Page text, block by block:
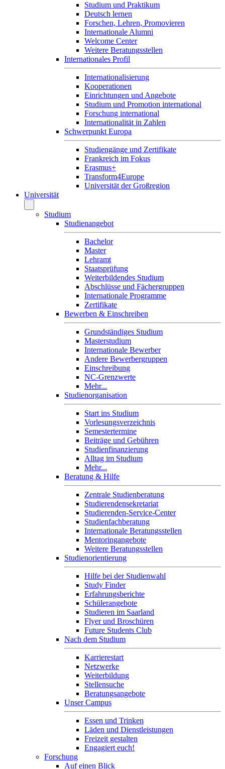
Studium und Praktikum
Deutsch lernen
Forschen, Lehren, Promovieren
Internationale Alumni
Welcome Center
Weitere Beratungsstellen
Internationales Profil
Internationalisierung
Kooperationen
Einrichtungen und Angebote
Studium und Promotion international
Forschung international
Internationalität in Zahlen
Schwerpunkt Europa
Studiengänge und Zertifikate
Frankreich im Fokus
Erasmus+
Transform4Europe
Universität der Großregion
Universität
Studium
Studienangebot
Bachelor
Master
Lehramt
Staatsprüfung
Weiterbildendes Studium
Abschlüsse und Fächergruppen
Internationale Programme
Zertifikate
Bewerben & Einschreiben
Grundständiges Studium
Masterstudium
Internationale Bewerber
Andere Bewerbergruppen
Einschreibung
NC-Grenzwerte
Mehr...
Studienorganisation
Start ins Studium
Vorlesungsverzeichnis
Semestertermine
Beiträge und Gebühren
Studienfinanzierung
Alltag im Studium
Mehr...
Beratung & Hilfe
Zentrale Studienberatung
Studierendensekretariat
Studierenden-Service-Center
Studienfachberatung
Internationale Beratungsstellen
Mentoringangebote
Weitere Beratungsstellen
Studienorientierung
Hilfe bei der Studienwahl
Study Finder
Erfahrungsberichte
Schülerangebote
Studieren im Saarland
Flyer und Broschüren
Future Students Club
Nach dem Studium
Karrierestart
Netzwerke
Weiterbildung
Stellensuche
Beratungsangebote
Unser Campus
Essen und Trinken
Läden und Dienstleistungen
Freizeit gestalten
Engagiert euch!
Forschung
Auf einen Blick